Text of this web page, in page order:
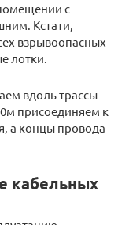
с
Кстати,
взрывоопасных
лотки.
вдоль трассы
присоединяем к
а концы провода
кабельных